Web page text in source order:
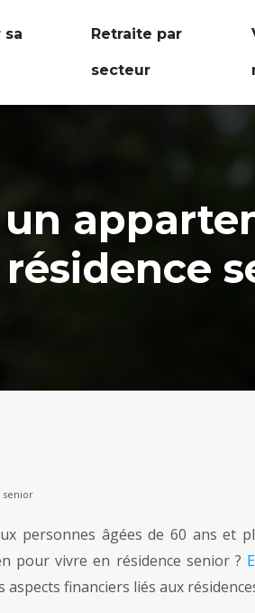
sa Retraite par
secteur
résidence
senior
personnes âgées de 60 ans
pour vivre en résidence senior ?
financiers liés aux